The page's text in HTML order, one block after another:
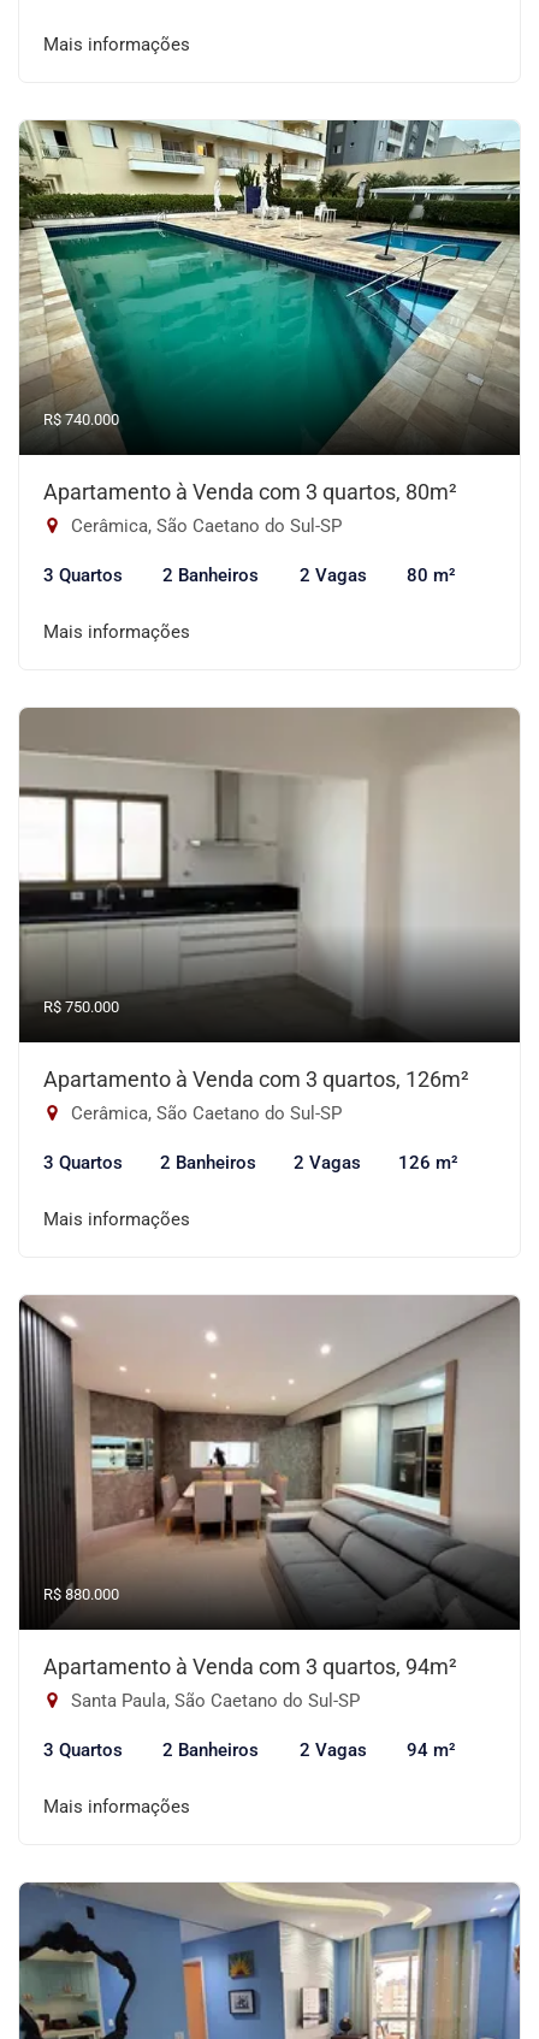
Mais informações
R$ 740.000
Apartamento à Venda com 3 quartos, 80m²
Cerâmica, São Caetano do Sul-SP
3 Quartos 2 Banheiros 2 Vagas 80 m²
Mais informações
R$ 750.000
Apartamento à Venda com 3 quartos, 126m²
Cerâmica, São Caetano do Sul-SP
3 Quartos 2 Banheiros 2 Vagas 126 m²
Mais informações
R$ 880.000
Apartamento à Venda com 3 quartos, 94m²
Santa Paula, São Caetano do Sul-SP
3 Quartos 2 Banheiros 2 Vagas 94 m²
Mais informações